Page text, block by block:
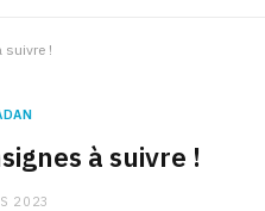
suivre !
à suivre !
2023